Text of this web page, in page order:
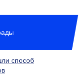
способ